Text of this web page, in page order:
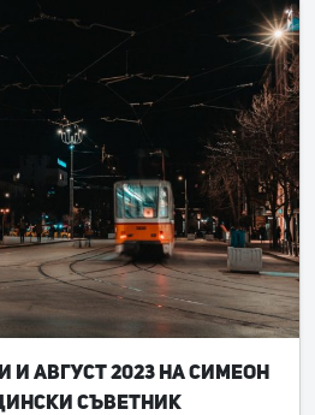
август 2023 на Симеон
съветник